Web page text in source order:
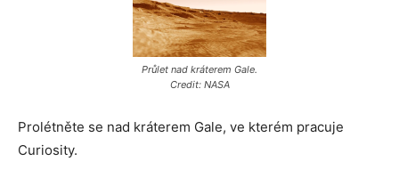
Průlet nad kráterem Gale.
Credit: NASA
Prolétněte se nad kráterem Gale, ve kterém pracuje
Curiosity.